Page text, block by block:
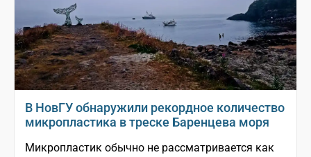
В НовГУ обнаружили рекордное количество
микропластика в треске Баренцева моря
Микропластик обычно не рассматривается как